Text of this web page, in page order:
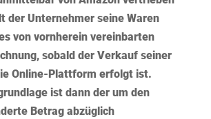
der Unternehmer seine Waren
von vornherein vereinbarten
sobald der Verkauf seiner
Online-Plattform erfolgt ist.
ist dann der um den
Betrag abzüglich